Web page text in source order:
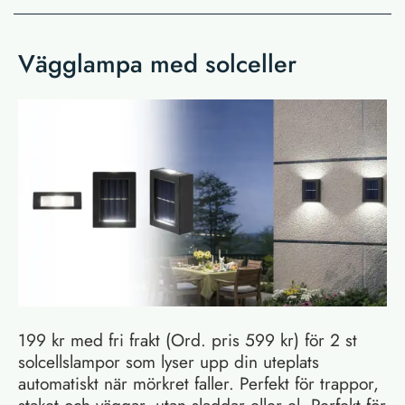
Vägglampa med solceller
199 kr med fri frakt (Ord. pris 599 kr) för 2 st
solcellslampor som lyser upp din uteplats
automatiskt när mörkret faller. Perfekt för trappor,